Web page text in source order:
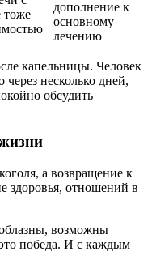
тоже
дополнение к
основному
лечению
капельницы. Человек
несколько дней,
обсудить
а возвращение к
здоровья, отношений в
возможны
победа. И с каждым